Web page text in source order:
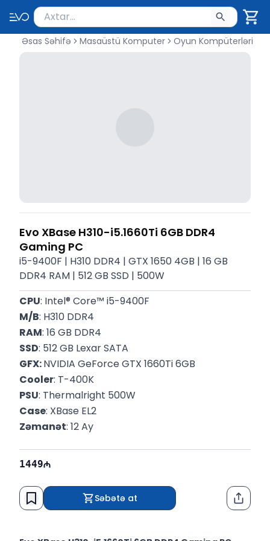
Məhsul axtar
Axtarış üçün ən azı 2 simvol yazın. Göndərmək
Əsas Səhifə Masaüstü Komputer Oyun Kompüterləri
Evo XBase H310-i5.1660Ti 6GB DDR4
Gaming PC
i5-9400F | H310 DDR4 | GTX 1650 4GB | 16 GB
DDR4 RAM | 512 GB SSD | 500W
CPU: Intel® Core™ i5-9400F
M/B: H310 DDR4
RAM: 16 GB DDR4
SSD: 512 GB Lexar SATA
GFX: NVIDIA GeForce GTX 1660Ti 6GB
Cooler: T-400K
PSU: Thermalright 500W
Case: XBase EL2
Zəmanət: 12 Ay
1449
Səbətə at